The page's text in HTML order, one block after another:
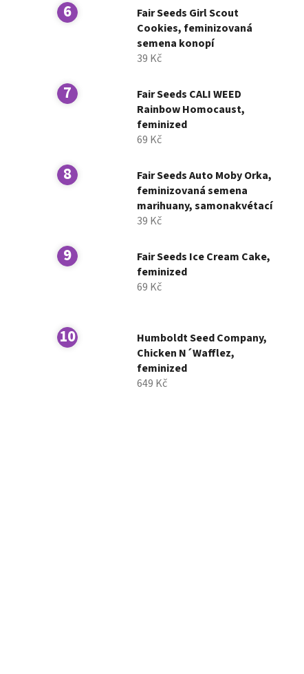
Fair Seeds Girl Scout
Cookies, feminizovaná
semena konopí
39 Kč
Fair Seeds CALI WEED
Rainbow Homocaust,
feminized
69 Kč
Fair Seeds Auto Moby Orka,
feminizovaná semena
marihuany, samonakvétací
39 Kč
Fair Seeds Ice Cream Cake,
feminized
69 Kč
Humboldt Seed Company,
Chicken N´Wafflez,
feminized
649 Kč